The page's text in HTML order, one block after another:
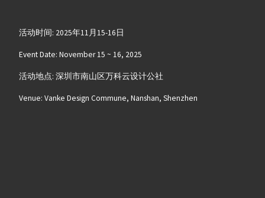
活动时间: 2025年11月15-16日
Event Date: November 15 ~ 16, 2025
活动地点: 深圳市南山区万科云设计公社
Venue: Vanke Design Commune, Nanshan, Shenzhen